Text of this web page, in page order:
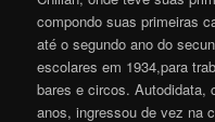
compondo suas primeiras
até o segundo ano do
escolares em 1934,para
bares e circos. Autodidata,
anos, ingressou de vez na